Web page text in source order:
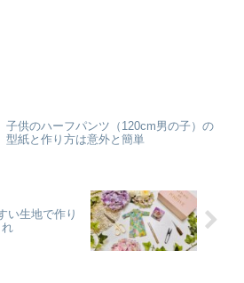
子供のハーフパンツ（120cm男の子）の
型紙と作り方は意外と簡単
い生地で作り